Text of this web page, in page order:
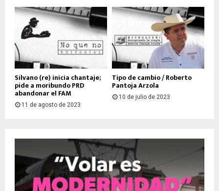
Silvano (re) inicia chantaje;
pide a moribundo PRD
abandonar el FAM
11 de agosto de 2023
Tipo de cambio / Roberto
Pantoja Arzola
10 de julio de 2023